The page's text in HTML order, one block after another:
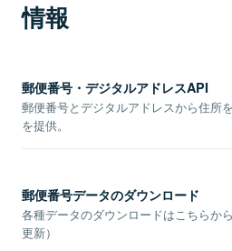
情報
郵便番号・デジタルアドレスAPI
郵便番号とデジタルアドレスから住所
を提供。
郵便番号データのダウンロード
各種データのダウンロードはこちらか
更新）